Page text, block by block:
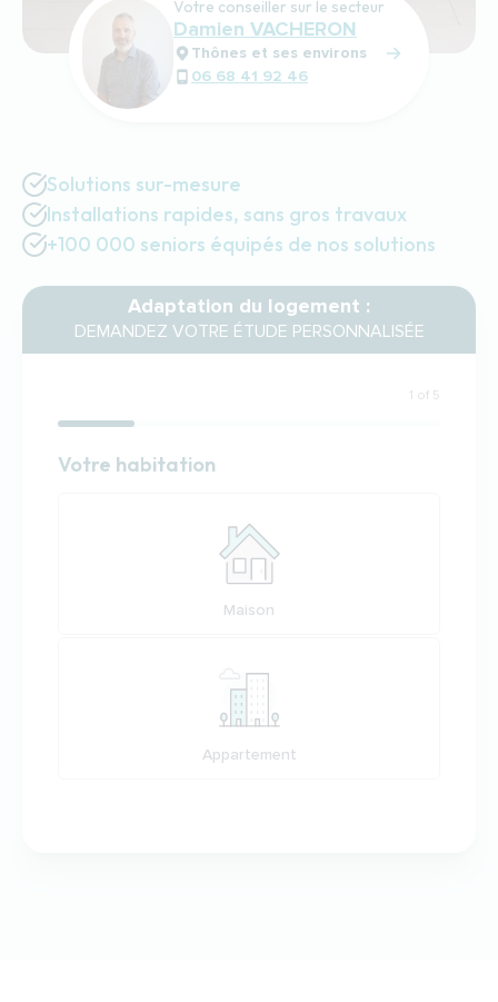
Votre conseiller sur le secteur
Damien VACHERON
Thônes et ses environs
06 68 41 92 46
Solutions sur-mesure
Installations rapides, sans gros travaux
+100 000 seniors équipés de nos solutions
Adaptation du logement :
DEMANDEZ VOTRE ÉTUDE PERSONNALISÉE
1 of 5
Habitation
Votre habitation
Maison
Appartement